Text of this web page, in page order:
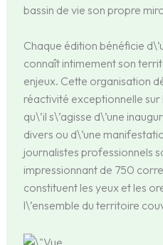
bassin de vie son propre
Chaque édition bénéficie
connaît intimement son
enjeux. Cette organisation
réactivité exceptionnelle
qu\’il s\’agisse d\’une
divers ou d\’une
journalistes professionnels
impressionnant de 750
constituent les yeux et les
l\’ensemble du territoire